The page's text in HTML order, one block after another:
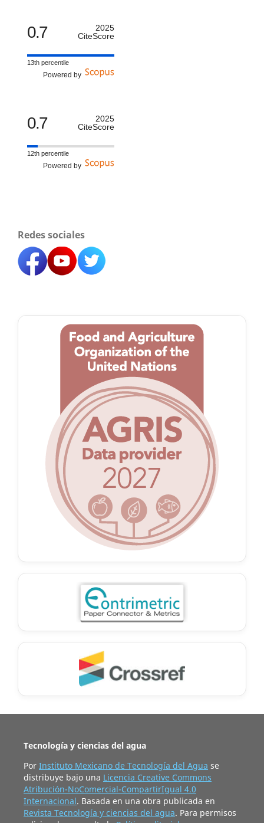
0.7
2025
CiteScore
13th percentile
Powered by
0.7
2025
CiteScore
12th percentile
Powered by
Redes sociales
Tecnología y ciencias del agua
Por Instituto Mexicano de Tecnología del Agua se
distribuye bajo una Licencia Creative Commons
Atribución-NoComercial-CompartirIgual 4.0
Internacional. Basada en una obra publicada en
Revista Tecnología y ciencias del agua. Para permisos